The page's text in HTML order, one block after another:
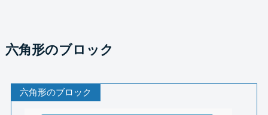
六角形のブロック
六角形のブロック